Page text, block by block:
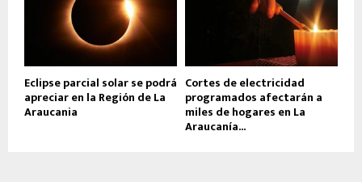
Eclipse parcial solar se podrá
apreciar en la Región de La
Araucania
Cortes de electricidad
programados afectarán a
miles de hogares en La
Araucanía...